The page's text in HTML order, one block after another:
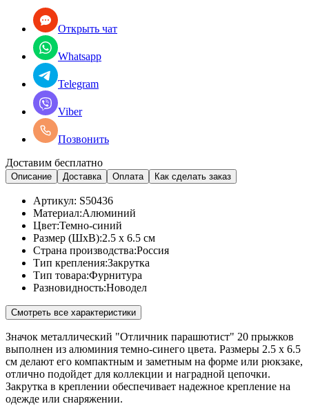
Открыть чат
Whatsapp
Telegram
Viber
Позвонить
Доставим бесплатно
Описание Доставка Оплата Как сделать заказ
Артикул: S50436
Материал:Алюминий
Цвет:Темно-синий
Размер (ШхВ):2.5 x 6.5 см
Страна производства:Россия
Тип крепления:Закрутка
Тип товара:Фурнитура
Разновидность:Новодел
Смотреть все характеристики
Значок металлический "Отличник парашютист" 20 прыжков
выполнен из алюминия темно-синего цвета. Размеры 2.5 x 6.5
см делают его компактным и заметным на форме или рюкзаке,
отлично подойдет для коллекции и наградной цепочки.
Закрутка в креплении обеспечивает надежное крепление на
одежде или снаряжении.